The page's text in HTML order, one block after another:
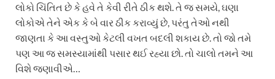
લોકો ચિંતિત છે કે હવે તે કેવી રીતે ઠીક થશે. તે જ સમયે, ઘણા
લોકોએ તેને એક કે બે વાર ઠીક કરાવ્યું છે, પરંતુ તેઓ નથી
જાણતા કે આ વસ્તુઓ કેટલી વખત બદલી શકાય છે. તો જો તમે
પણ આ જ સમસ્યામાંથી પસાર થઈ રહ્યા છો. તો ચાલો તમને આ
વિશે જણાવીએ…